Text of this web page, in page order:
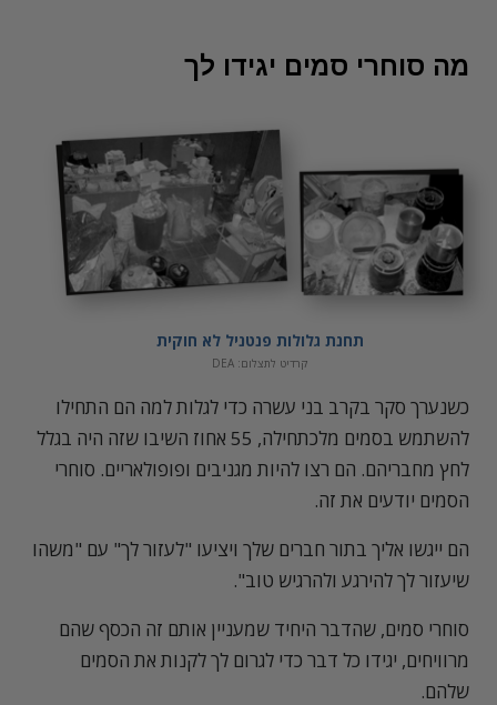
מה סוחרי סמים יגידו לך
תחנת גלולות פנטניל לא חוקית
קרדיט לתצלום: DEA
כשנערך סקר בקרב בני עשרה כדי לגלות למה הם התחילו
להשתמש בסמים מלכתחילה, 55 אחוז השיבו שזה היה בגלל
לחץ מחבריהם. הם רצו להיות מגניבים ופופולאריים. סוחרי
הסמים יודעים את זה.
הם ייגשו אליך בתור חברים שלך ויציעו "לעזור לך" עם "משהו
שיעזור לך להירגע ולהרגיש טוב".
סוחרי סמים, שהדבר היחיד שמעניין אותם זה הכסף שהם
מרוויחים, יגידו כל דבר כדי לגרום לך לקנות את הסמים
שלהם.